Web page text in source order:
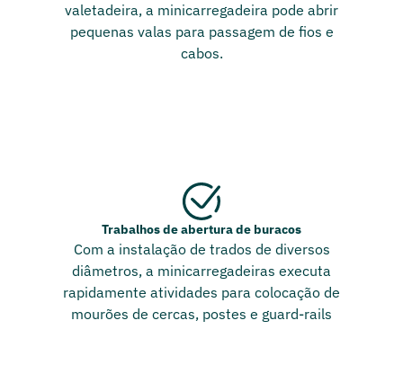
valetadeira, a minicarregadeira pode abrir
pequenas valas para passagem de fios e
cabos.
Trabalhos de abertura de buracos
Com a instalação de trados de diversos
diâmetros, a minicarregadeiras executa
rapidamente atividades para colocação de
mourões de cercas, postes e guard-rails